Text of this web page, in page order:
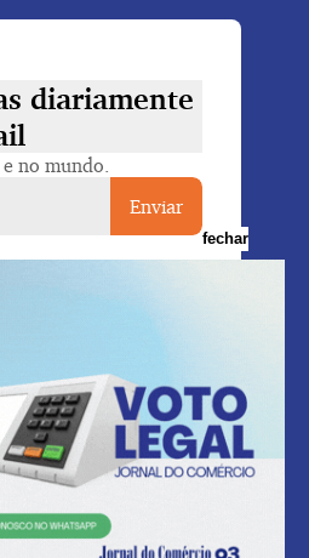
diariamente
no mundo.
Enviar
fechar